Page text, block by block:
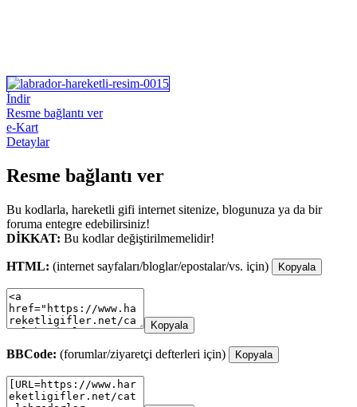
İndir
Resme bağlantı ver
e-Kart
Detaylar
Resme bağlantı ver
Bu kodlarla, hareketli gifi internet sitenize, blogunuza ya da bir
foruma entegre edebilirsiniz!
DİKKAT: Bu kodlar değiştirilmemelidir!
HTML: (internet sayfaları/bloglar/epostalar/vs. için) Kopyala
Kopyala
BBCode: (forumlar/ziyaretçi defterleri için) Kopyala